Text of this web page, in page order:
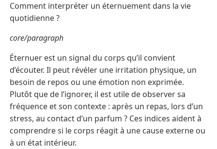
Comment interpréter un éternuement dans la vie
quotidienne ?
core/paragraph
Éternuer est un signal du corps qu’il convient
d’écouter. Il peut révéler une irritation physique, un
besoin de repos ou une émotion non exprimée.
Plutôt que de l’ignorer, il est utile de observer sa
fréquence et son contexte : après un repas, lors d’un
stress, au contact d’un parfum ? Ces indices aident à
comprendre si le corps réagit à une cause externe ou
à un état intérieur.